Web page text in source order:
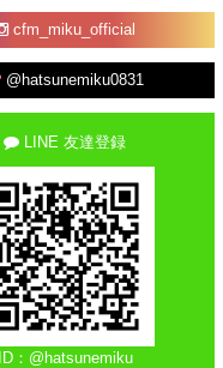
cfm_miku_official
@hatsunemiku0831
LINE 友達登録
ID：@hatsunemiku